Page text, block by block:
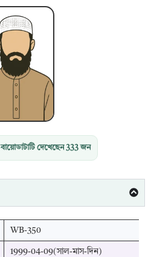
বায়োডাটাটি দেখেছেন333জন
WB-350
1999-04-09(সাল-মাস-দিন)